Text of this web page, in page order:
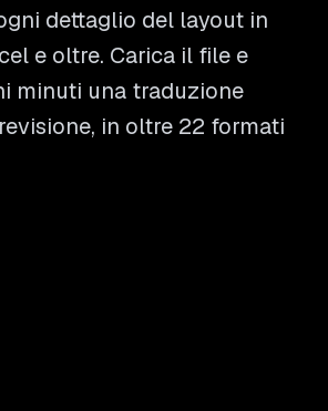
dettaglio del layout in
e oltre. Carica il file e
minuti una traduzione
in oltre 22 formati